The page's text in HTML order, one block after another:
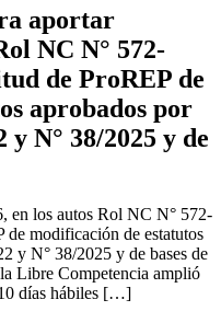
aportar
NC N° 572-
de ProREP de
aprobados por
y N° 38/2025 y de
en los autos Rol NC N° 572-
de modificación de estatutos
y N° 38/2025 y de bases de
Libre Competencia amplió
10 días hábiles […]